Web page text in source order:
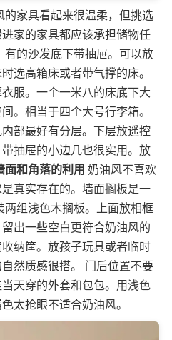
的家具看起来很温柔，但挑选
家的家具都应该承担储物任
有的沙发底下带抽屉。可以放
选高箱床或者带气撑的床。
服。一个一米八的床底下大
。相当于四个大号行李箱。
部最好有分层。下层放遥控
抽屉的小边几也很实用。放
面和角落的利用 奶油风不喜欢
真实存在的。墙面搁板是一
组浅色木搁板。上面放相框
出一些空白更符合奶油风的
纳筐。放孩子玩具或者临时
然质感很搭。 门后位置不要
天穿的外套和包包。用浅色
太抢眼不适合奶油风。